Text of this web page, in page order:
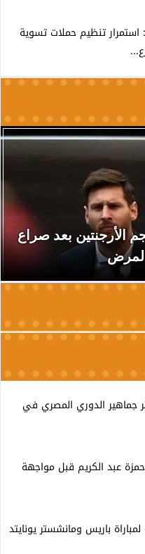
تنظيم حملات تسوية
الأرجنتين بعد صراع
جماهير الدوري المصري في
عبد الكريم قبل مواجهة
لمباراة باريس ومانشستر يونايتد